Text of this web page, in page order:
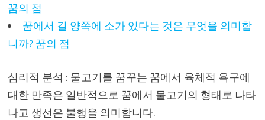
꿈의 점
꿈에서 길 양쪽에 소가 있다는 것은 무엇을 의미합
니까? 꿈의 점
심리적 분석 : 물고기를 꿈꾸는 꿈에서 육체적 욕구에
대한 만족은 일반적으로 꿈에서 물고기의 형태로 나타
나고 생선은 불행을 의미합니다.